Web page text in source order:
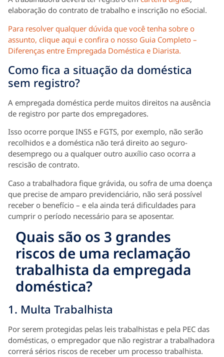
elaboração do contrato de trabalho e inscrição no eSocial.
Para resolver qualquer dúvida que você tenha sobre o
assunto, clique aqui e confira o nosso Guia Completo –
Diferenças entre Empregada Doméstica e Diarista.
Como fica a situação da doméstica
sem registro?
A empregada doméstica perde muitos direitos na ausência
de registro por parte dos empregadores.
Isso ocorre porque INSS e FGTS, por exemplo, não serão
recolhidos e a doméstica não terá direito ao seguro-
desemprego ou a qualquer outro auxílio caso ocorra a
rescisão de contrato.
Caso a trabalhadora fique grávida, ou sofra de uma doença
que precise de amparo previdenciário, não será possível
receber o benefício – e ela ainda terá dificuldades para
cumprir o período necessário para se aposentar.
Quais são os 3 grandes
riscos de uma reclamação
trabalhista da empregada
doméstica?
1. Multa Trabalhista
Por serem protegidas pelas leis trabalhistas e pela PEC das
domésticas, o empregador que não registrar a trabalhadora
correrá sérios riscos de receber um processo trabalhista.